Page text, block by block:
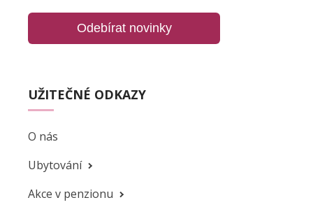
UŽITEČNÉ ODKAZY
O nás
Ubytování
Akce v penzionu
Odebírat novinky